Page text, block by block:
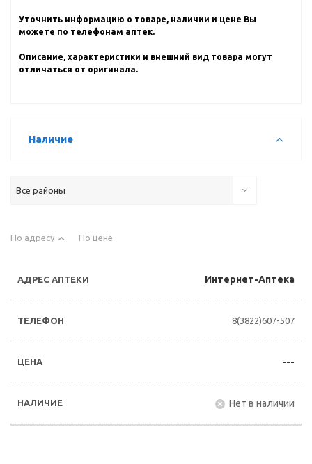
Уточнить информацию о товаре, наличии и цене Вы
можете по телефонам аптек.
Описание, характеристики и внешний вид товара могут
отличаться от оригинала.
Наличие
Все районы
По адресу По цене
Интернет-Аптека
8(3822)607-507
---
Нет в наличии